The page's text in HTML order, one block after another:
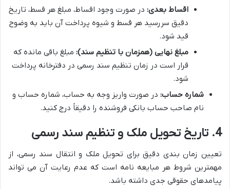
اقساط بعدی: در صورت وجود اقساط، مبلغ هر قسط، تاریخ
دقیق سررسید هر قسط و شیوه پرداخت آن باید به وضوح
قید شود.
مبلغ نهایی (همزمان با تنظیم سند): مبلغ باقی مانده که
قرار است در زمان تنظیم سند رسمی در دفترخانه پرداخت
شود.
شماره حساب: در صورت واریز وجه به حساب، شماره حساب و
نام صاحب حساب بانکی فروشنده را دقیقاً درج کنید.
4. تاریخ تحویل ملک و تنظیم سند رسمی
تعیین زمان بندی دقیق برای تحویل ملک و انتقال سند رسمی، از
مهمترین شروط هر مبایعه نامه است که عدم رعایت آن می تواند
پیامدهای حقوقی جدی داشته باشد.